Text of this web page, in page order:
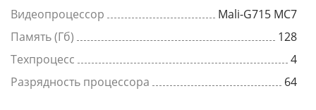
Видеопроцессор
Mali-G715 MC7
Память (Гб)
128
Техпроцесс
4
Разрядность процессора
64